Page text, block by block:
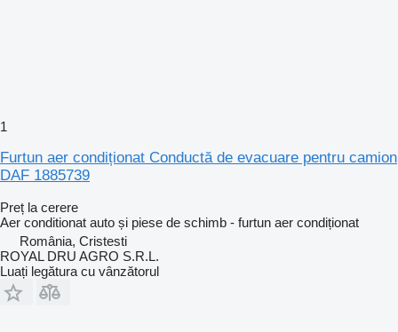
1
Furtun aer condiționat Conductă de evacuare pentru camion
DAF 1885739
Preț la cerere
Aer conditionat auto și piese de schimb - furtun aer condiționat
România, Cristesti
ROYAL DRU AGRO S.R.L.
Luați legătura cu vânzătorul